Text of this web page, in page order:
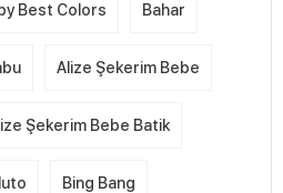
Best Colors Bahar
Alize Şekerim Bebe
Şekerim Bebe Batik
Bing Bang